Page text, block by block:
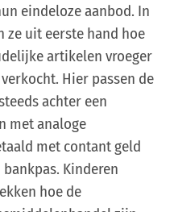
eindeloze aanbod. In
ze uit eerste hand hoe
artikelen vroeger
Hier passen de
achter een
met analoge
met contant geld
Kinderen
hoe de